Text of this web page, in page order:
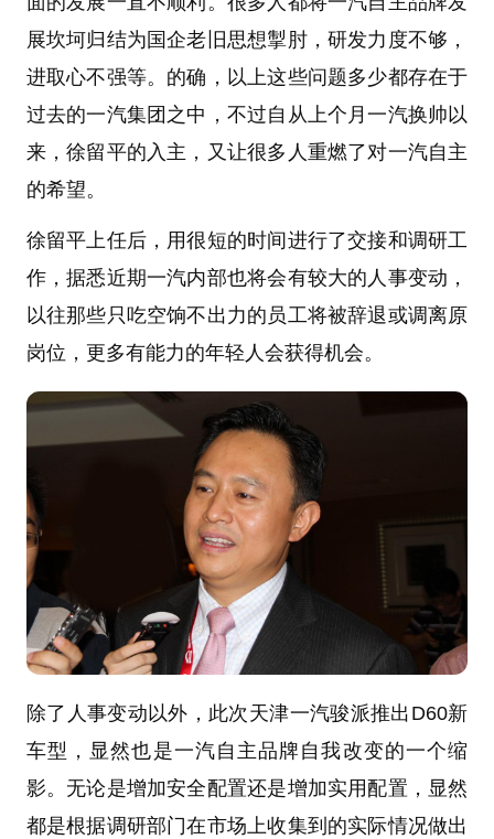
展坎坷归结为国企老旧思想掣肘，研发力度不够，
进取心不强等。的确，以上这些问题多少都存在于
过去的一汽集团之中，不过自从上个月一汽换帅以
来，徐留平的入主，又让很多人重燃了对一汽自主
的希望。
徐留平上任后，用很短的时间进行了交接和调研工
作，据悉近期一汽内部也将会有较大的人事变动，
以往那些只吃空饷不出力的员工将被辞退或调离原
岗位，更多有能力的年轻人会获得机会。
除了人事变动以外，此次天津一汽骏派推出D60新
车型，显然也是一汽自主品牌自我改变的一个缩
影。无论是增加安全配置还是增加实用配置，显然
都是根据调研部门在市场上收集到的实际情况做出